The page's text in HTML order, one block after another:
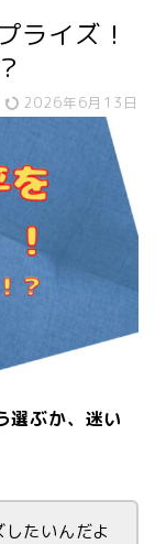
ライズ！
2026年6月13日
選ぶか、迷い
たいんだよ